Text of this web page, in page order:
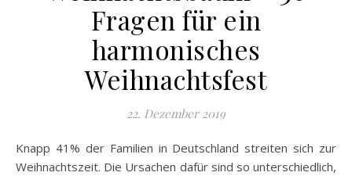
Fragen für ein
harmonisches
Weihnachtsfest
22. Dezember 2019
Knapp 41% der Familien in Deutschland streiten sich zur
Weihnachtszeit. Die Ursachen dafür sind so unterschiedlich,